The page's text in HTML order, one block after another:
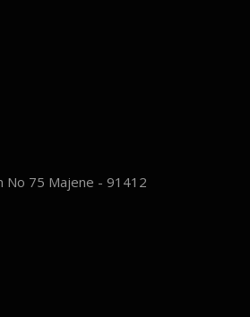
No 75 Majene - 91412